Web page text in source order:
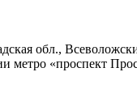
обл.,
метро «проспект